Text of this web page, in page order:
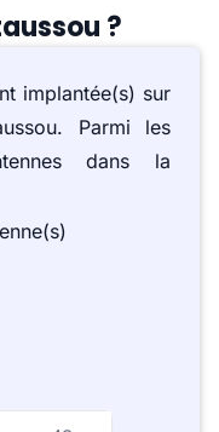
?
implantée(s) sur
Parmi les
dans la